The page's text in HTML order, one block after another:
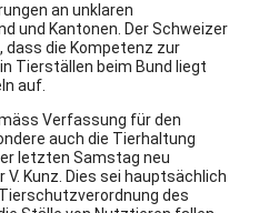
an unklaren
und Kantonen. Der Schweizer
die Kompetenz zur
Tierställen beim Bund liegt
auf.
Verfassung für den
auch die Tierhaltung
letzten Samstag neu
Kunz. Dies sei hauptsächlich
des